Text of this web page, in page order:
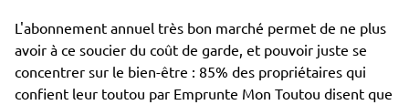
L'abonnement annuel très bon marché permet de ne plus
avoir à ce soucier du coût de garde, et pouvoir juste se
concentrer sur le bien-être : 85% des propriétaires qui
confient leur toutou par Emprunte Mon Toutou disent que